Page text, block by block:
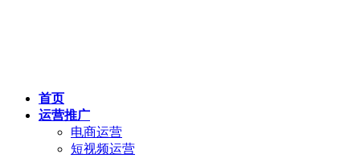
首页
运营推广
电商运营
短视频运营